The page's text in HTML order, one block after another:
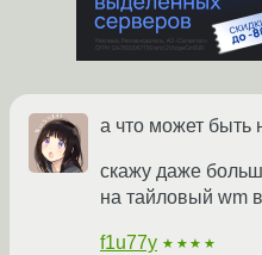
а что может быть
скажу даже
на тайловый wm
f1u77y ★★★★